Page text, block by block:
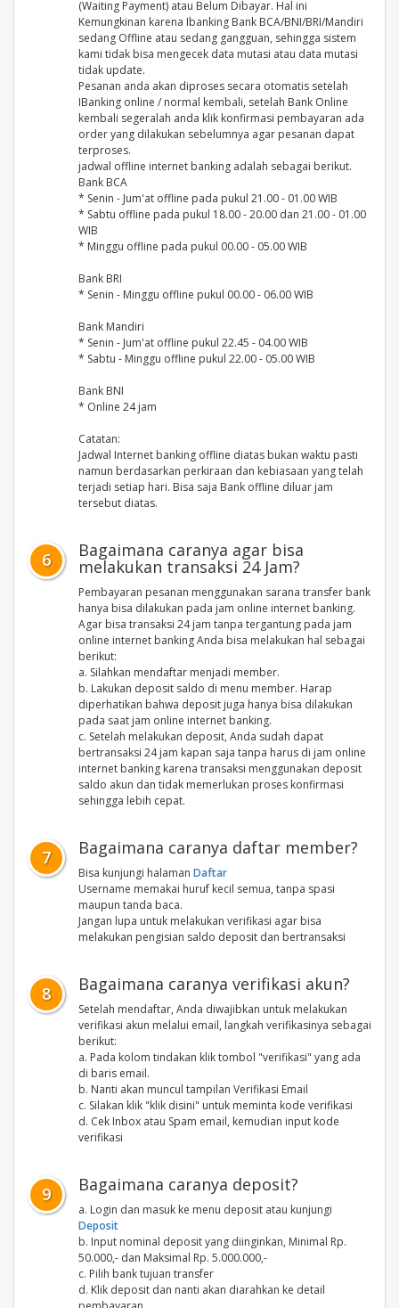
(Waiting Payment) atau Belum Dibayar. Hal ini
Kemungkinan karena Ibanking Bank BCA/BNI/BRI/Mandiri
sedang Offline atau sedang gangguan, sehingga sistem
kami tidak bisa mengecek data mutasi atau data mutasi
tidak update.
Pesanan anda akan diproses secara otomatis setelah
IBanking online / normal kembali, setelah Bank Online
kembali segeralah anda klik konfirmasi pembayaran ada
order yang dilakukan sebelumnya agar pesanan dapat
terproses.
jadwal offline internet banking adalah sebagai berikut.
Bank BCA
* Senin - Jum'at offline pada pukul 21.00 - 01.00 WIB
* Sabtu offline pada pukul 18.00 - 20.00 dan 21.00 - 01.00
WIB
* Minggu offline pada pukul 00.00 - 05.00 WIB
Bank BRI
* Senin - Minggu offline pukul 00.00 - 06.00 WIB
Bank Mandiri
* Senin - Jum'at offline pukul 22.45 - 04.00 WIB
* Sabtu - Minggu offline pukul 22.00 - 05.00 WIB
Bank BNI
* Online 24 jam
Catatan:
Jadwal Internet banking offline diatas bukan waktu pasti
namun berdasarkan perkiraan dan kebiasaan yang telah
terjadi setiap hari. Bisa saja Bank offline diluar jam
tersebut diatas.
6 Bagaimana caranya agar bisa
melakukan transaksi 24 Jam?
Pembayaran pesanan menggunakan sarana transfer bank
hanya bisa dilakukan pada jam online internet banking.
Agar bisa transaksi 24 jam tanpa tergantung pada jam
online internet banking Anda bisa melakukan hal sebagai
berikut:
a. Silahkan mendaftar menjadi member.
b. Lakukan deposit saldo di menu member. Harap
diperhatikan bahwa deposit juga hanya bisa dilakukan
pada saat jam online internet banking.
c. Setelah melakukan deposit, Anda sudah dapat
bertransaksi 24 jam kapan saja tanpa harus di jam online
internet banking karena transaksi menggunakan deposit
saldo akun dan tidak memerlukan proses konfirmasi
sehingga lebih cepat.
7 Bagaimana caranya daftar member?
Bisa kunjungi halaman Daftar
Username memakai huruf kecil semua, tanpa spasi
maupun tanda baca.
Jangan lupa untuk melakukan verifikasi agar bisa
melakukan pengisian saldo deposit dan bertransaksi
8 Bagaimana caranya verifikasi akun?
Setelah mendaftar, Anda diwajibkan untuk melakukan
verifikasi akun melalui email, langkah verifikasinya sebagai
berikut:
a. Pada kolom tindakan klik tombol "verifikasi" yang ada
di baris email.
b. Nanti akan muncul tampilan Verifikasi Email
c. Silakan klik "klik disini" untuk meminta kode verifikasi
d. Cek Inbox atau Spam email, kemudian input kode
verifikasi
9 Bagaimana caranya deposit?
a. Login dan masuk ke menu deposit atau kunjungi
Deposit
b. Input nominal deposit yang diinginkan, Minimal Rp.
50.000,- dan Maksimal Rp. 5.000.000,-
c. Pilih bank tujuan transfer
d. Klik deposit dan nanti akan diarahkan ke detail